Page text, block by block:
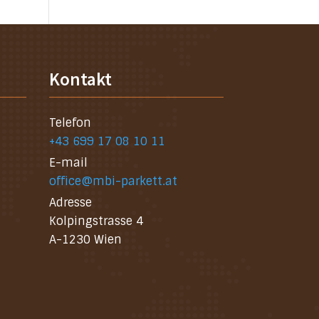
Kontakt
Telefon
+43 699 17 08 10 11
E-mail
office@mbi-parkett.at
Adresse
Kolpingstrasse 4
A-1230 Wien